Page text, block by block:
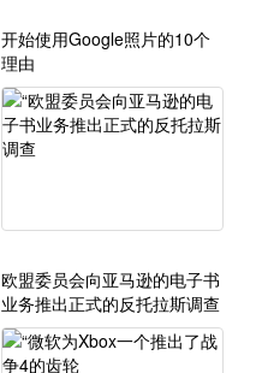
开始使用Google照片的10个
理由
欧盟委员会向亚马逊的电子书
业务推出正式的反托拉斯调查